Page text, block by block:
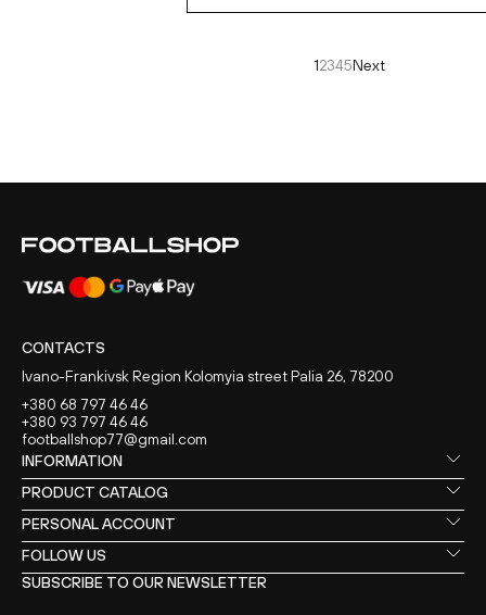
12345Next
CONTACTS
Ivano-Frankivsk Region Kolomyia street Palia 26, 78200
+380 68 797 46 46
+380 93 797 46 46
footballshop77@gmail.com
INFORMATION
PRODUCT CATALOG
PERSONAL ACCOUNT
FOLLOW US
SUBSCRIBE TO OUR NEWSLETTER